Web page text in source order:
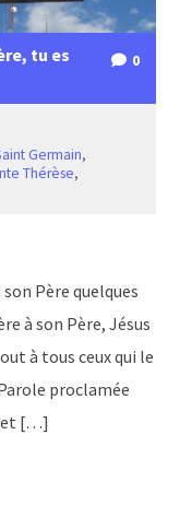
tu es
0
Germain,
Thérèse,
Père quelques
à son Père, Jésus
à tous ceux qui le
proclamée
et […]